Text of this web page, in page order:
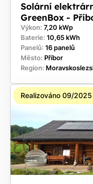
Solární
GreenBox -
Výkon: 7,20 kWp
Baterie: 10,65 kWh
Panelů: 16 panelů
Město: Příbor
Region:
Realizováno 09/2025